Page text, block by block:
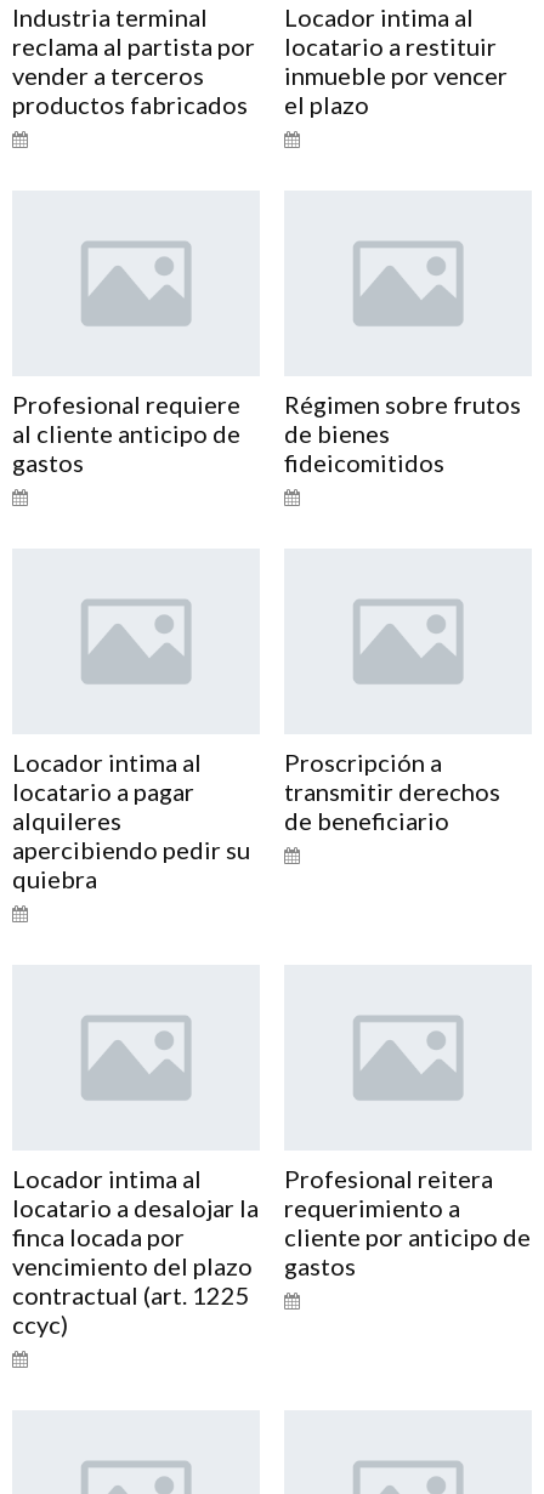
Industria terminal
reclama al partista por
vender a terceros
productos fabricados
Locador intima al
locatario a restituir
inmueble por vencer
el plazo
Profesional requiere
al cliente anticipo de
gastos
Régimen sobre frutos
de bienes
fideicomitidos
Locador intima al
locatario a pagar
alquileres
apercibiendo pedir su
quiebra
Proscripción a
transmitir derechos
de beneficiario
Locador intima al
locatario a desalojar la
finca locada por
vencimiento del plazo
contractual (art. 1225
ccyc)
Profesional reitera
requerimiento a
cliente por anticipo de
gastos